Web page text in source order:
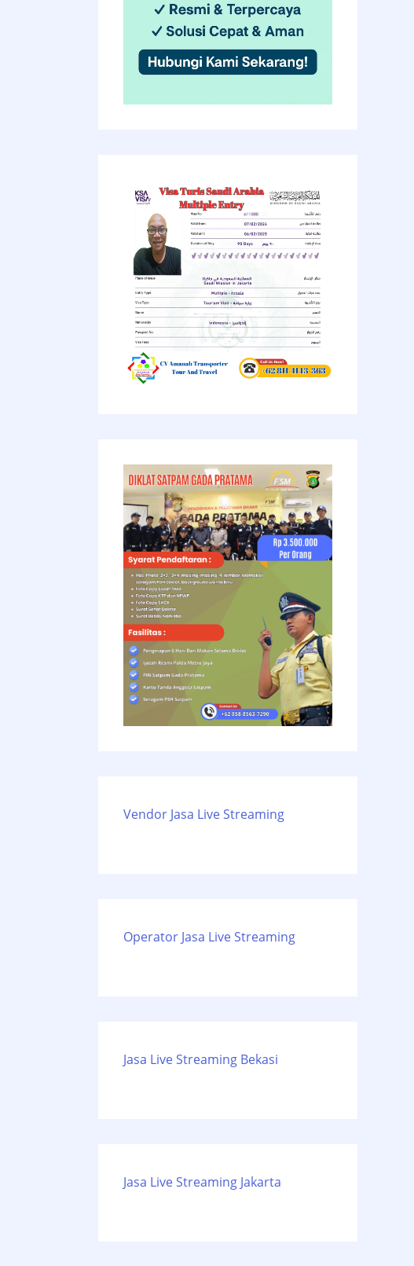
Vendor Jasa Live Streaming
Operator Jasa Live Streaming
Jasa Live Streaming Bekasi
Jasa Live Streaming Jakarta